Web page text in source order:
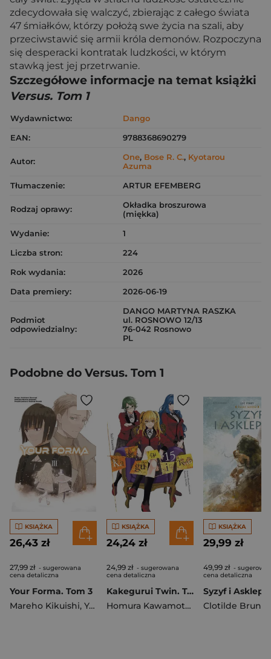
zdecydowała się walczyć, zbierając z całego świata
47 śmiałków, którzy położą swe życia na szali, aby
przeciwstawić się armii króla demonów. Rozpoczyna
się desperacki kontratak ludzkości, w którym
stawką jest jej przetrwanie.
Szczegółowe informacje na temat książki
Versus. Tom 1
Wydawnictwo:
Dango
EAN:
9788368690279
Autor: One, Bose R. C., Kyotarou
Azuma
Tłumaczenie:
ARTUR EFEMBERG
Rodzaj oprawy:
Okładka broszurowa
(miękka)
Wydanie:
1
Liczba stron:
224
Rok wydania:
2026
Data premiery:
2026-06-19
Podmiot
odpowiedzialny:
DANGO MARTYNA RASZKA
ul. ROSNOWO 12/13
76-042 Rosnowo
PL
Podobne do Versus. Tom 1
KSIĄŻKA
26,43 zł
27,99 zł - sugerowana
cena detaliczna
Your Forma. Tom 3
Mareho Kikuishi, Yoshinori Kisaragi
KSIĄŻKA
24,24 zł
24,99 zł - sugerowana
cena detaliczna
Kakegurui Twin. Tom 15
Homura Kawamoto
Kei Saiki
KSIĄŻKA
29,99 zł
49,99 zł -
cena detaliczna
Clotilde